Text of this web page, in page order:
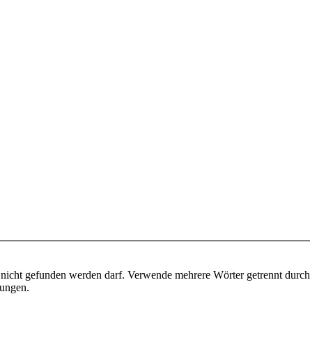
gefunden werden darf. Verwende mehrere Wörter getrennt durch